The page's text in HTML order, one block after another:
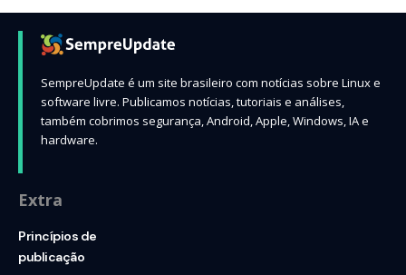
SempreUpdate é um site brasileiro com notícias sobre Linux e
software livre. Publicamos notícias, tutoriais e análises,
também cobrimos segurança, Android, Apple, Windows, IA e
hardware.
Extra
Princípios de
publicação